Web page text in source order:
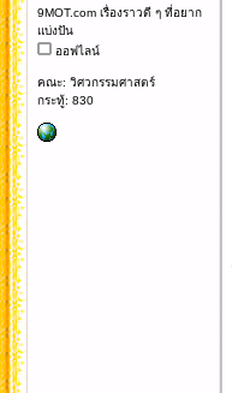
9MOT.com เรื่องราวดี ๆ ที่อยาก
แบ่งปัน
ออฟไลน์
คณะ: วิศวกรรมศาสตร์
กระทู้: 830